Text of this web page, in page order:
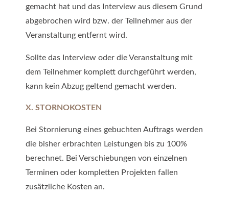
gemacht hat und das Interview aus diesem Grund
abgebrochen wird bzw. der Teilnehmer aus der
Veranstaltung entfernt wird.
Sollte das Interview oder die Veranstaltung mit
dem Teilnehmer komplett durchgeführt werden,
kann kein Abzug geltend gemacht werden.
X. STORNOKOSTEN
Bei Stornierung eines gebuchten Auftrags werden
die bisher erbrachten Leistungen bis zu 100%
berechnet. Bei Verschiebungen von einzelnen
Terminen oder kompletten Projekten fallen
zusätzliche Kosten an.